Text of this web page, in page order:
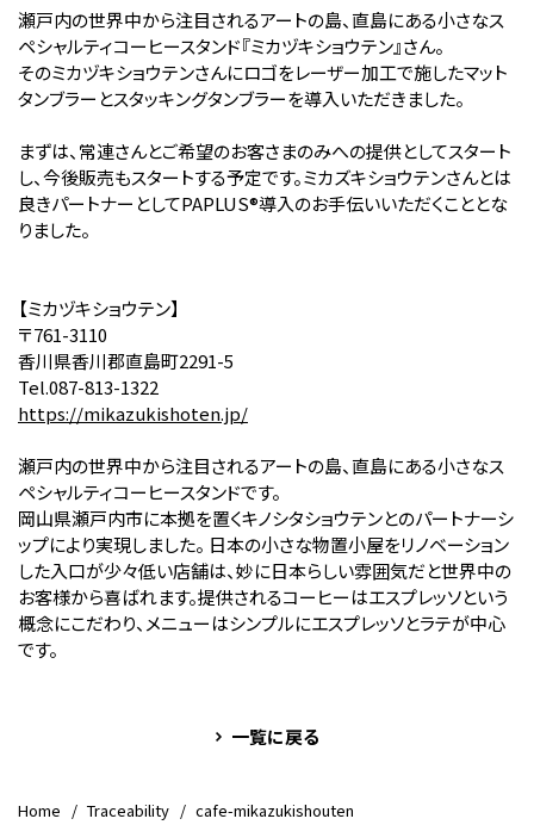
瀬戸内の世界中から注目されるアートの島、直島にある小さなス
ペシャルティコーヒースタンド『ミカヅキショウテン』さん。
そのミカヅキショウテンさんにロゴをレーザー加工で施したマット
タンブラーとスタッキングタンブラーを導入いただきました。
まずは、常連さんとご希望のお客さまのみへの提供としてスタート
し、今後販売もスタートする予定です。ミカズキショウテンさんとは
良きパートナーとしてPAPLUS®導入のお手伝いいただくこととな
りました。
【ミカヅキショウテン】
〒761-3110
香川県香川郡直島町2291-5
Tel.087-813-1322
https://mikazukishoten.jp/
瀬戸内の世界中から注目されるアートの島、直島にある小さなス
ペシャルティコーヒースタンドです。
岡山県瀬戸内市に本拠を置くキノシタショウテンとのパートナーシ
ップにより実現しました。 日本の小さな物置小屋をリノベーション
した入口が少々低い店舗は、妙に日本らしい雰囲気だと世界中の
お客様から喜ばれます。提供されるコーヒーはエスプレッソという
概念にこだわり、メニューはシンプルにエスプレッソとラテが中心
です。
一覧に戻る
Home Traceability cafe-mikazukishouten